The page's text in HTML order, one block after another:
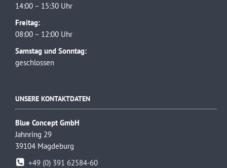
14:00 – 15:30 Uhr
Freitag:
08:00 – 12:00 Uhr
Samstag und Sonntag:
geschlossen
UNSERE KONTAKTDATEN
Blue Concept GmbH
Jahnring 29
39104 Magdeburg
+49 (0) 391 62584-60